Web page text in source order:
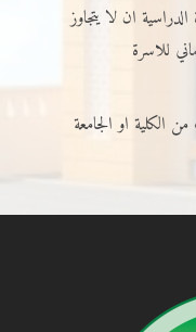
ان لا يتجاوز
او الجامعة